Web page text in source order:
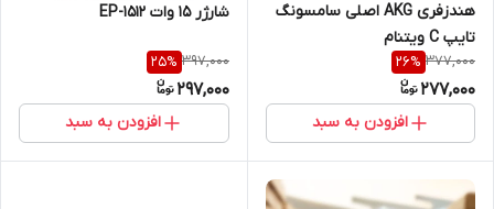
هندزفری AKG اصلی سامسونگ
تایپ C ویتنام
377,000
26%
277,000
افزودن به سبد
شارژر 15 وات EP-1512
397,000
25%
297,000
افزودن به سبد